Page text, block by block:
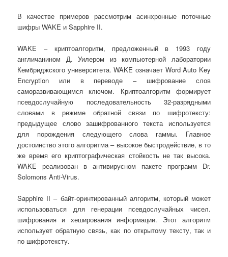
В качестве примеров рассмотрим асинхронные поточные
шифры WAKE и Sapphire II.
WAKE – криптоалгоритм, предложенный в 1993 году
англичанином Д. Уилером из компьютерной лаборатории
Кембриджского университета. WAKE означает Word Auto Key
Encryption или в переводе – шифрование слов
саморазвивающимся ключом. Криптоалгоритм формирует
псевдослучайную последовательность 32-разрядными
словами в режиме обратной связи по шифротексту:
предыдущее слово зашифрованного текста используется
для порождения следующего слова гаммы. Главное
достоинство этого алгоритма – высокое быстродействие, в то
же время его криптографическая стойкость не так высока.
WAKE реализован в антивирусном пакете программ Dr.
Solomons Anti-Virus.
Sapphire II – байт-оринтированный алгоритм, который может
использоваться для генерации псевдослучайных чисел.
шифрования и хеширования информации. Этот алгоритм
использует обратную связь, как по открытому тексту, так и
по шифротексту.